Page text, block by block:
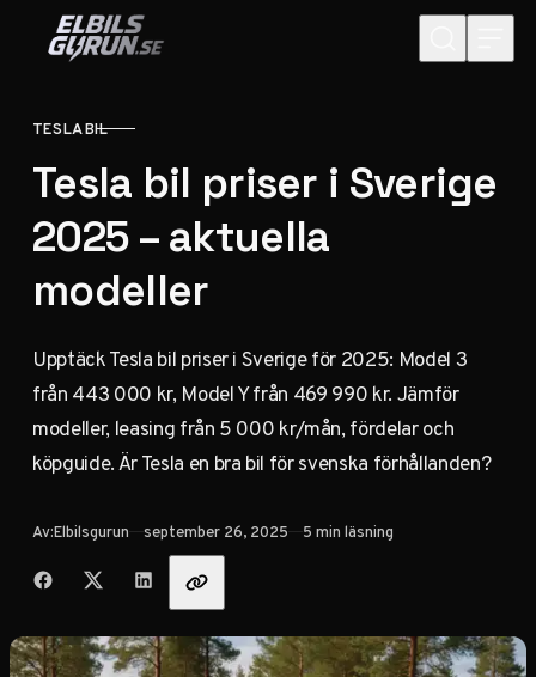
Hoppa till innehåll
KATEGORI
TESLA BIL
Tesla bil priser i Sverige
2025 – aktuella
modeller
Upptäck Tesla bil priser i Sverige för 2025: Model 3
från 443 000 kr, Model Y från 469 990 kr. Jämför
modeller, leasing från 5 000 kr/mån, fördelar och
köpguide. Är Tesla en bra bil för svenska förhållanden?
Av:Elbilsgurun Publicerad
september 26, 2025 5 min läsning
Dela med vänner